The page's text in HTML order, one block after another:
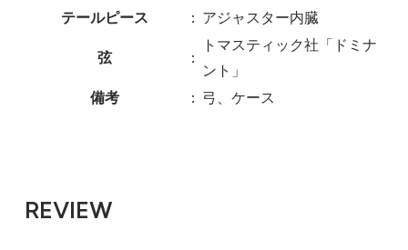
テールピース ： アジャスター内臓
弦 ：
トマスティック社「ドミナ
ント」
備考
： 弓、ケース
REVIEW